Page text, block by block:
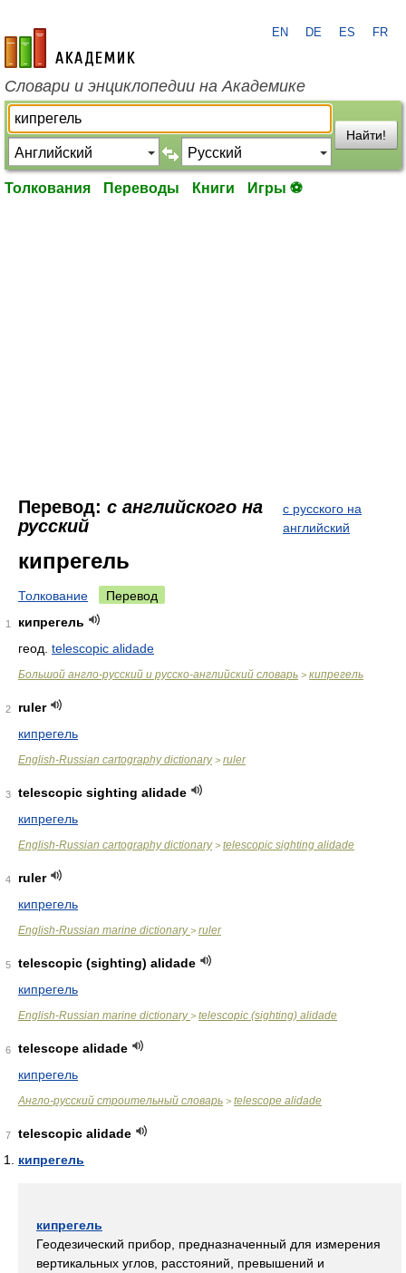
academic.ru
EN DE ES FR
Словари и энциклопедии на Академике
Найти!
Толкования Переводы Книги Игры ⚽
Перевод: с английского на
русский
с русского на
английский
кипрегель
Толкование Перевод
1
кипрегель
геод. telescopic alidade
Большой англо-русский и русско-английский словарь > кипрегель
2
ruler
кипрегель
English-Russian cartography dictionary> ruler
3
telescopic sighting alidade
кипрегель
English-Russian cartography dictionary> telescopic sighting alidade
4
ruler
кипрегель
English-Russian marine dictionary> ruler
5
telescopic (sighting) alidade
кипрегель
English-Russian marine dictionary> telescopic (sighting) alidade
6
telescope alidade
кипрегель
Англо-русский строительный словарь > telescope alidade
7
telescopic alidade
кипрегель
кипрегель
Геодезический прибор, предназначенный для измерения
вертикальных углов, расстояний, превышений и